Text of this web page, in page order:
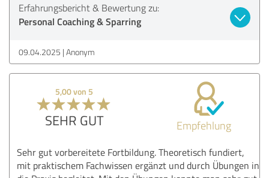
Erfahrungsbericht & Bewertung zu:
Personal Coaching & Sparring
09.04.2025 Anonym
5,00 von 5
SEHR GUT Empfehlung
Sehr gut vorbereitete Fortbildung. Theoretisch fundiert,
mit praktischem Fachwissen ergänzt und durch Übungen in